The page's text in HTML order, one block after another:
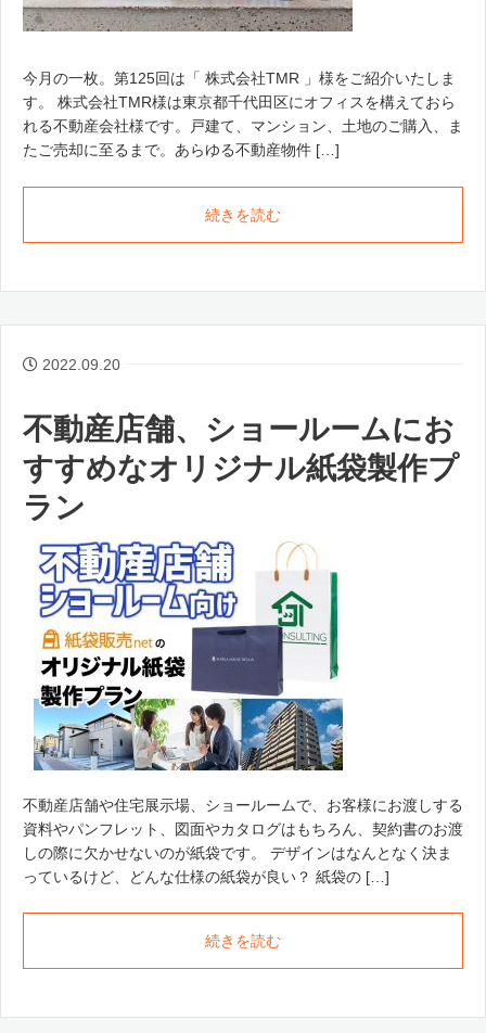
今月の一枚。第125回は「 株式会社TMR 」様をご紹介いたしま
す。 株式会社TMR様は東京都千代田区にオフィスを構えておら
れる不動産会社様です。戸建て、マンション、土地のご購入、ま
たご売却に至るまで。あらゆる不動産物件 […]
続きを読む
2022.09.20
不動産店舗、ショールームにお
すすめなオリジナル紙袋製作プ
ラン
不動産店舗や住宅展示場、ショールームで、お客様にお渡しする
資料やパンフレット、図面やカタログはもちろん、契約書のお渡
しの際に欠かせないのが紙袋です。 デザインはなんとなく決ま
っているけど、どんな仕様の紙袋が良い？ 紙袋の […]
続きを読む